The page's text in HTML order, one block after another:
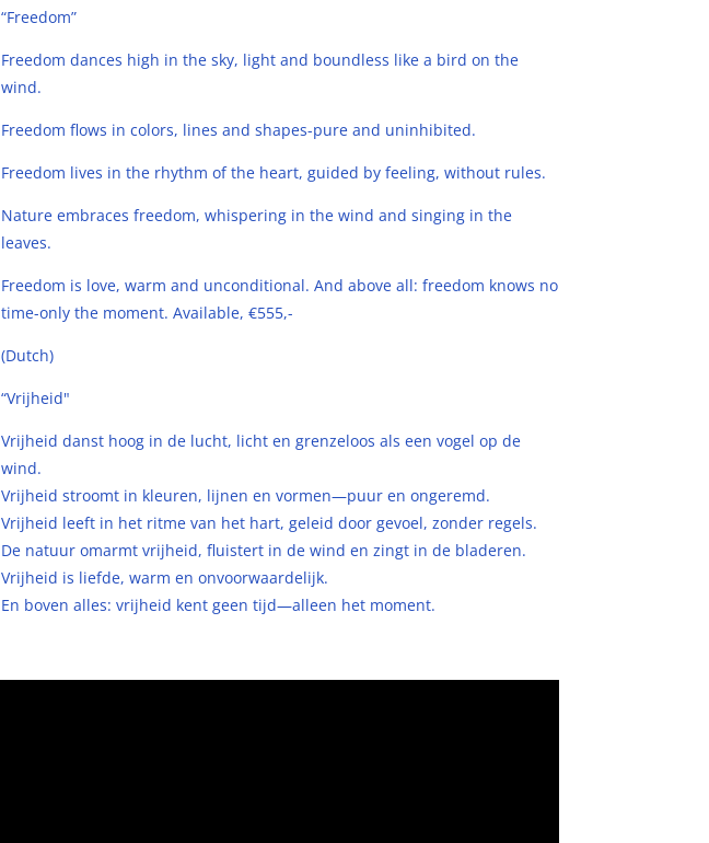
“Freedom”
Freedom dances high in the sky, light and boundless like a bird on the
wind.
Freedom flows in colors, lines and shapes-pure and uninhibited.
Freedom lives in the rhythm of the heart, guided by feeling, without rules.
Nature embraces freedom, whispering in the wind and singing in the
leaves.
Freedom is love, warm and unconditional. And above all: freedom knows no
time-only the moment. Available, €555,-
(Dutch)
“Vrijheid"
Vrijheid danst hoog in de lucht, licht en grenzeloos als een vogel op de
wind.
Vrijheid stroomt in kleuren, lijnen en vormen—puur en ongeremd.
Vrijheid leeft in het ritme van het hart, geleid door gevoel, zonder regels.
De natuur omarmt vrijheid, fluistert in de wind en zingt in de bladeren.
Vrijheid is liefde, warm en onvoorwaardelijk.
En boven alles: vrijheid kent geen tijd—alleen het moment.